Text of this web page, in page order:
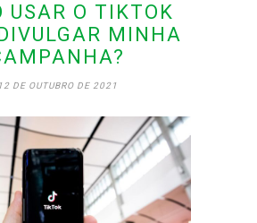
USAR O TIKTOK
MINHA
12 DE OUTUBRO DE 2021